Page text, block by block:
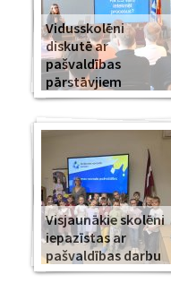
Vidusskolēni
diskutē ar
pašvaldības
pārstāvjiem
Visjaunākie skolēni
iepazīstas ar
pašvaldības darbu